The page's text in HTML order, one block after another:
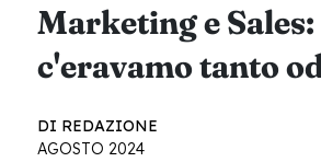
Marketing e Sales:
c'eravamo tanto
DI REDAZIONE
AGOSTO 2024